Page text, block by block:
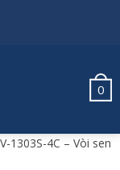
0
1303S-4C – Vòi sen